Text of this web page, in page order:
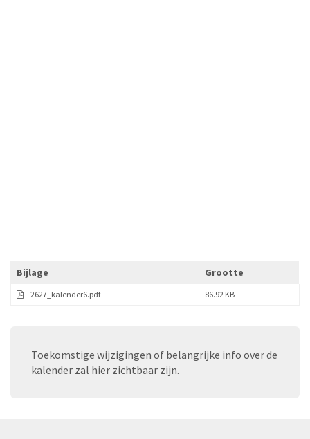
Bijlage Grootte
2627_kalender6.pdf 86.92 KB
Toekomstige wijzigingen of belangrijke info over de
kalender zal hier zichtbaar zijn.